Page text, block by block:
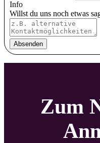
Info
Willst du uns noch etwas
Absenden
Zum